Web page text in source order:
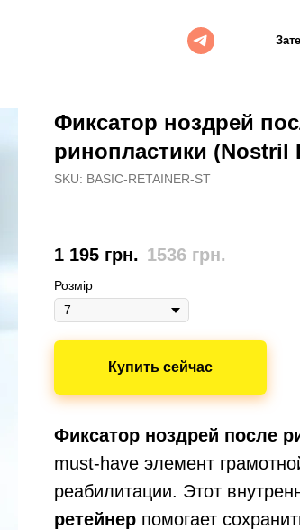
Фиксатор ноздрей
ринопластики (Nostril
SKU: BASIC-RETAINER-ST
1 195 грн. 1536 грн.
Розмір
Купить сейчас
Фиксатор ноздрей после
must-have элемент
реабилитации. Этот
ретейнер помогает